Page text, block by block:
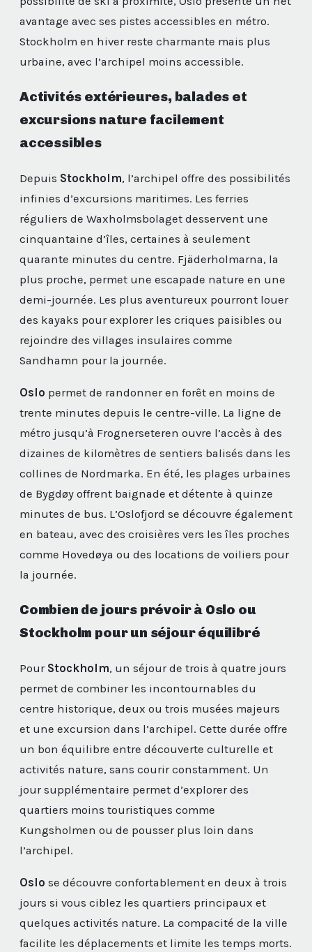
avantage avec ses pistes accessibles en métro.
Stockholm en hiver reste charmante mais plus
urbaine, avec l’archipel moins accessible.
Activités extérieures, balades et
excursions nature facilement
accessibles
Depuis Stockholm, l’archipel offre des possibilités
infinies d’excursions maritimes. Les ferries
réguliers de Waxholmsbolaget desservent une
cinquantaine d’îles, certaines à seulement
quarante minutes du centre. Fjäderholmarna, la
plus proche, permet une escapade nature en une
demi-journée. Les plus aventureux pourront louer
des kayaks pour explorer les criques paisibles ou
rejoindre des villages insulaires comme
Sandhamn pour la journée.
Oslo permet de randonner en forêt en moins de
trente minutes depuis le centre-ville. La ligne de
métro jusqu’à Frognerseteren ouvre l’accès à des
dizaines de kilomètres de sentiers balisés dans les
collines de Nordmarka. En été, les plages urbaines
de Bygdøy offrent baignade et détente à quinze
minutes de bus. L’Oslofjord se découvre également
en bateau, avec des croisières vers les îles proches
comme Hovedøya ou des locations de voiliers pour
la journée.
Combien de jours prévoir à Oslo ou
Stockholm pour un séjour équilibré
Pour Stockholm, un séjour de trois à quatre jours
permet de combiner les incontournables du
centre historique, deux ou trois musées majeurs
et une excursion dans l’archipel. Cette durée offre
un bon équilibre entre découverte culturelle et
activités nature, sans courir constamment. Un
jour supplémentaire permet d’explorer des
quartiers moins touristiques comme
Kungsholmen ou de pousser plus loin dans
l’archipel.
Oslo se découvre confortablement en deux à trois
jours si vous ciblez les quartiers principaux et
quelques activités nature. La compacité de la ville
facilite les déplacements et limite les temps morts.